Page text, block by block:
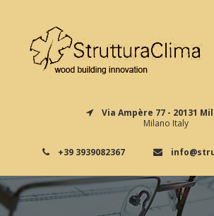
Via Ampère 77 - 20131
Milano Italy
+39 3939082367